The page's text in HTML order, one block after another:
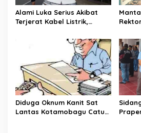
Alami Luka Serius Akibat
Terjerat Kabel Listrik,
Polisikan Oknum Petugas
PLN Kotamobagu
Diduga Oknum Kanit Sat
Lantas Kotamobagu Catut